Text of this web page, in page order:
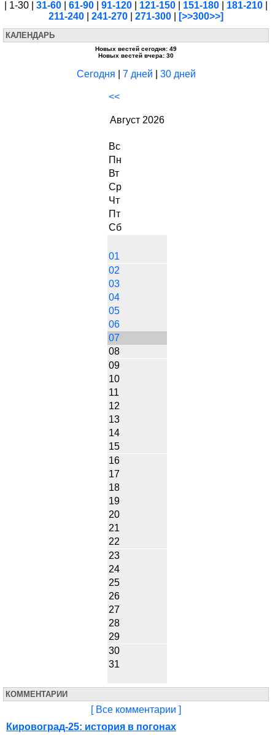
| 1-30 | 31-60 61-90 91-120 121-150 151-180 181-210
211-240
241-270 271-300 [>>300>>]
КАЛЕНДАРЬ
Новых вестей сегодня: 49
Новых вестей вчера: 30
Сегодня 7 дней 30 дней
<<
Август 2026
Вс
Пн
Вт
Ср
Чт
Пт
Сб
01
02
03
04
05
06
07
08
09
10
11
12
13
14
15
16
17
18
19
20
21
22
23
24
25
26
27
28
29
30
31
КОММЕНТАРИИ
[ Все комментарии ]
Кировоград-25: история в погонах